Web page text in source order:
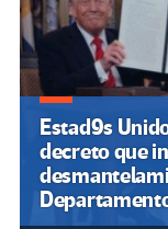
Estad9s
decreto que